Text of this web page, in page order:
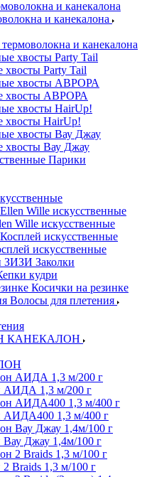
и канекалона
и канекалона
хвосты Party Tail
хвосты АВРОРА
хвосты HairUp!
хвосты Вау Джау
Парики
Wille искусственные
искусственные
ЗИЗИ Заколки
кудри
Косички на резинке
Волосы для плетения
КАНЕКАЛОН
АИДА 1,3 м/200 г
АИДА400 1,3 м/400 г
Вау Джау 1,4м/100 г
Braids 1,3 м/100 г